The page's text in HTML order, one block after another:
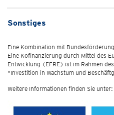
Sonstiges
Eine Kombination mit
Eine Kofinanzierung durch Mittel des
Entwicklung (EFRE) ist im Rahmen
"Investition in Wachstum und
Weitere Informationen finden Sie unter: